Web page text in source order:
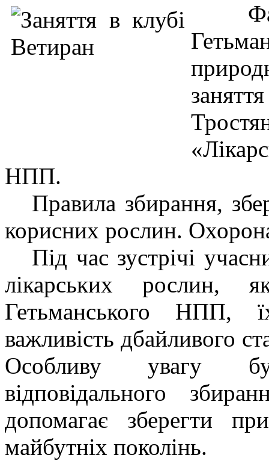
НПП.
Правила збирання,
корисних рослин.
Під час зустрічі
лікарських рослин,
Гетьманського НПП,
важливість дбайливого
Особливу увагу
відповідального
допомагає зберегти
майбутніх поколінь.